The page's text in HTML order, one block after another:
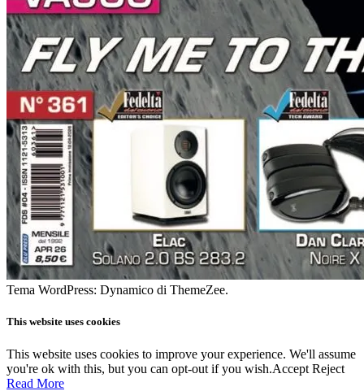
Tema WordPress: Dynamico di ThemeZee.
This website uses cookies
This website uses cookies to improve your experience. We'll assume
you're ok with this, but you can opt-out if you wish.Accept Reject
Read More